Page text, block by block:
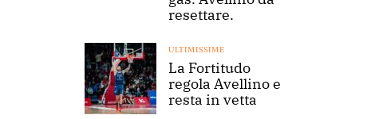
resettare.
ULTIMISSIME
La Fortitudo
regola Avellino e
resta in vetta